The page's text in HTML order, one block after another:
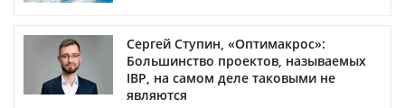
Сергей Ступин, «Оптимакрос»:
Большинство проектов, называемых
IBP, на самом деле таковыми не
являются